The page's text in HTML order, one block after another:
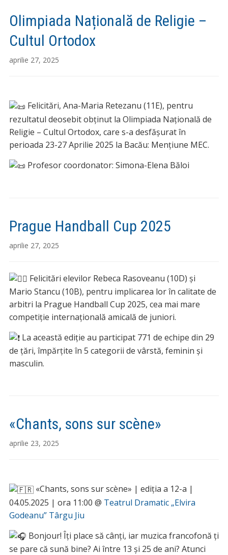
Olimpiada Națională de Religie –
Cultul Ortodox
aprilie 27, 2025
Felicitări, Ana-Maria Retezanu (11E), pentru
rezultatul deosebit obținut la Olimpiada Națională de
Religie – Cultul Ortodox, care s-a desfășurat în
perioada 23-27 Aprilie 2025 la Bacău: Mențiune MEC.
Profesor coordonator: Simona-Elena Băloi
Prague Handball Cup 2025
aprilie 27, 2025
Felicitări elevilor Rebeca Rasoveanu (10D) și
Mario Stancu (10B), pentru implicarea lor în calitate de
arbitri la Prague Handball Cup 2025, cea mai mare
competiție internațională amicală de juniori.
La această ediție au participat 771 de echipe din 29
de țări, împărțite în 5 categorii de vârstă, feminin și
masculin.
«Chants, sons sur scène»
aprilie 23, 2025
«Chants, sons sur scène» | ediția a 12-a |
04.05.2025 | ora 11:00 @ Teatrul Dramatic „Elvira
Godeanu” Târgu Jiu
Bonjour! Îți place să cânți, iar muzica francofonă ți
se pare că sună bine? Ai între 13 și 25 de ani? Atunci